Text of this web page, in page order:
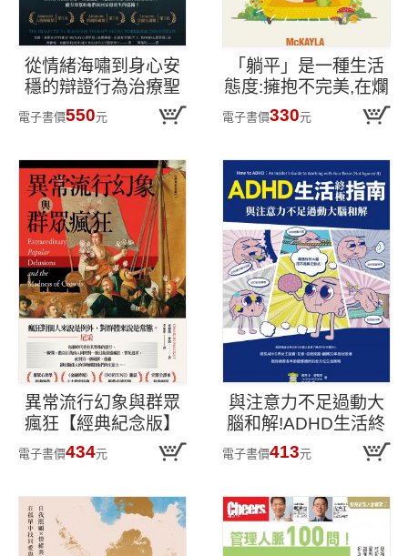
從情緒海嘯到身心安
穩的辯證行為治療聖
經:臨床見證25年,幫助
數十萬人重新生活,走
DBT自助助人手冊
電子書價550元
「躺平」是一種生活
態度:擁抱不完美,在爛
泥中留下空間給別
人......以及自己
電子書價330元
異常流行幻象與群眾
瘋狂【經典紀念版】
電子書價434元
與注意力不足過動大
腦和解!ADHD生活終
極指南
電子書價413元